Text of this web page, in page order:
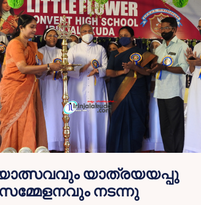
യാത്രയയപ്പു
സമ്മേളനവും നടന്നു